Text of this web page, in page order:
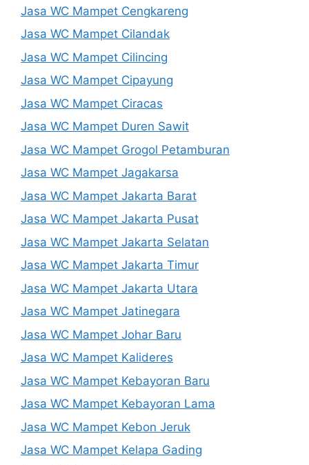
Jasa WC Mampet Cengkareng
Jasa WC Mampet Cilandak
Jasa WC Mampet Cilincing
Jasa WC Mampet Cipayung
Jasa WC Mampet Ciracas
Jasa WC Mampet Duren Sawit
Jasa WC Mampet Grogol Petamburan
Jasa WC Mampet Jagakarsa
Jasa WC Mampet Jakarta Barat
Jasa WC Mampet Jakarta Pusat
Jasa WC Mampet Jakarta Selatan
Jasa WC Mampet Jakarta Timur
Jasa WC Mampet Jakarta Utara
Jasa WC Mampet Jatinegara
Jasa WC Mampet Johar Baru
Jasa WC Mampet Kalideres
Jasa WC Mampet Kebayoran Baru
Jasa WC Mampet Kebayoran Lama
Jasa WC Mampet Kebon Jeruk
Jasa WC Mampet Kelapa Gading